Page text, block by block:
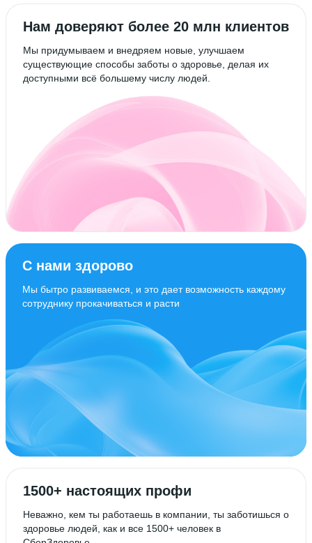
Нам доверяют более 20 млн клиентов
Мы придумываем и внедряем новые, улучшаем
существующие способы заботы о здоровье, делая их
доступными всё большему числу людей.
С нами здорово
Мы бытро развиваемся, и это дает возможность каждому
сотруднику прокачиваться и расти
1500+ настоящих профи
Неважно, кем ты работаешь в компании, ты заботишься о
здоровье людей, как и все 1500+ человек в